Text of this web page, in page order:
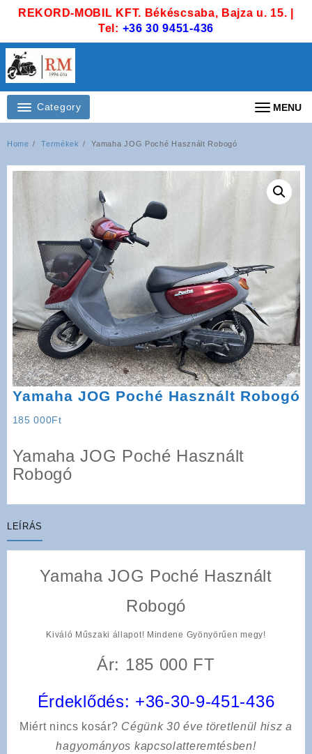
REKORD-MOBIL KFT. Békéscsaba, Bajza u. 15. |
Tel: +36 30 9451-436
Category MENU
Home Termékek Yamaha JOG Poché Használt Robogó
Yamaha JOG Poché Használt Robogó
185 000Ft
Yamaha JOG Poché Használt
Robogó
LEÍRÁS
Yamaha JOG Poché Használt
Robogó
Kiváló Műszaki állapot! Mindene Gyönyörűen megy!
Ár: 185 000 FT
Érdeklődés: +36-30-9-451-436
Miért nincs kosár? Cégünk 30 éve töretlenül hisz a
hagyományos kapcsolatteremtésben!